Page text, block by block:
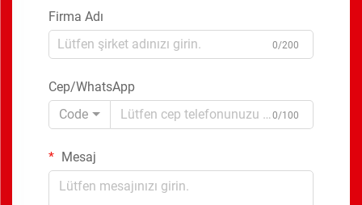
Firma Adı
0/200
Cep/WhatsApp
Code
0/100
Mesaj